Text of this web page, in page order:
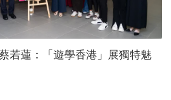
若蓮：「遊學香港」展獨特魅